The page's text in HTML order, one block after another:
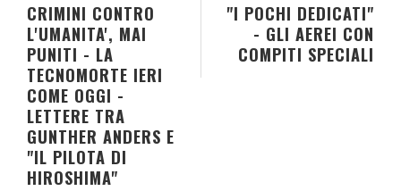
"I POCHI DEDICATI"
- GLI AEREI CON
COMPITI SPECIALI
CRIMINI CONTRO
L'UMANITA', MAI
PUNITI - LA
TECNOMORTE IERI
COME OGGI -
LETTERE TRA
GUNTHER ANDERS E
"IL PILOTA DI
HIROSHIMA"